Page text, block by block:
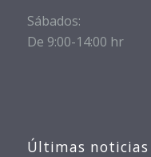
Sábados:
De 9:00-14:00 hr
Últimas noticias